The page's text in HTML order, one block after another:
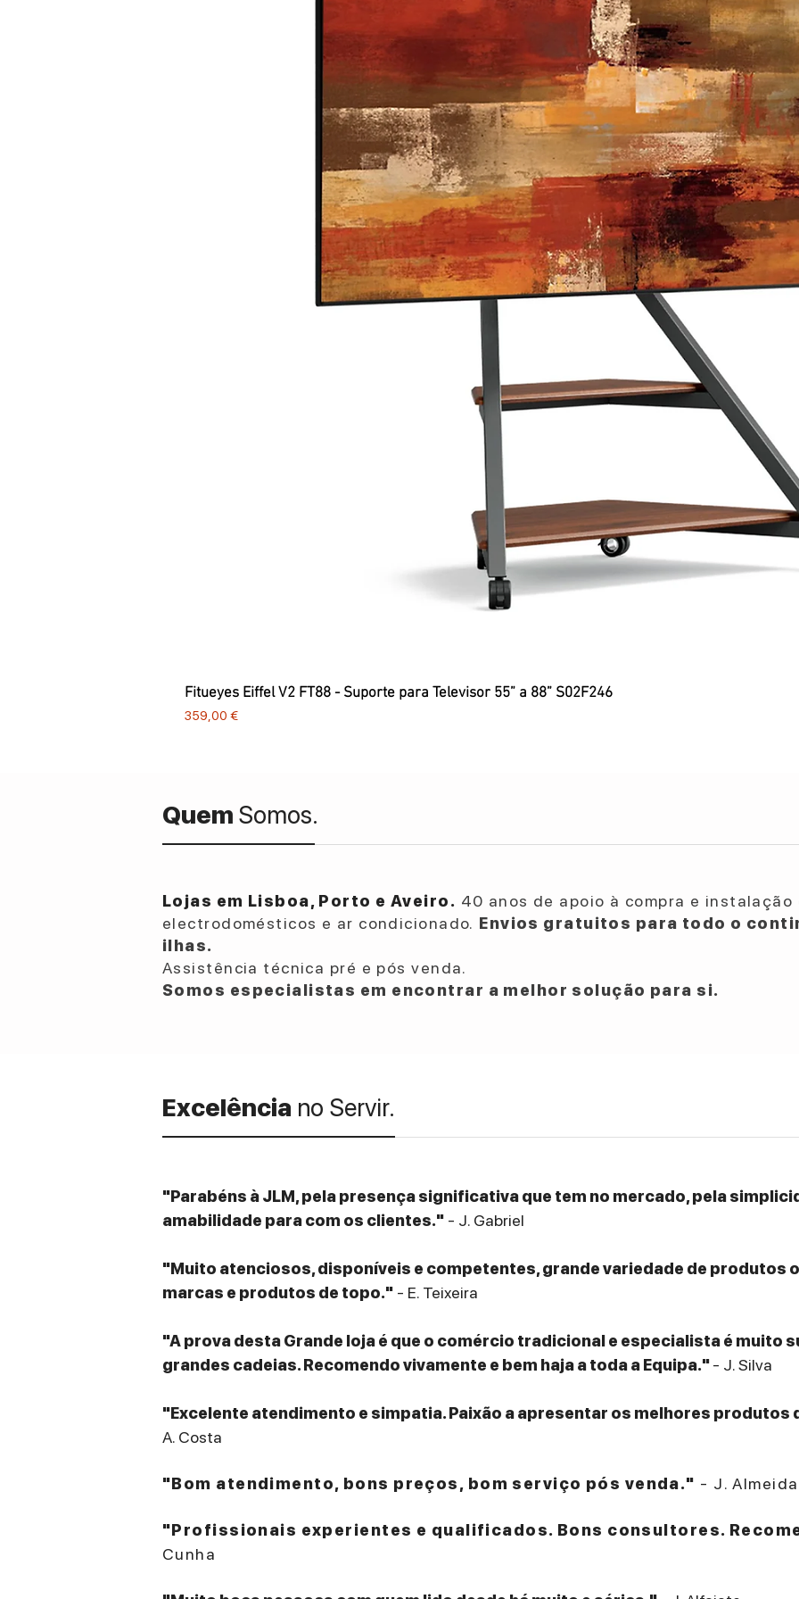
Fitueyes Eiffel V2 FT88 - Suporte para Televisor 55” a 88” S02F246
Preço
359,00 €
Quem Somos.
Lojas em Lisboa, Porto e Aveiro. 40 anos de apoio à compra e instalação
electrodomésticos e ar condicionado. Envios gratuitos para todo o
ilhas.
Assistência técnica pré e pós venda.
Somos especialistas em encontrar a melhor solução para si.
Excelência no Servir.
"Parabéns à JLM, pela presença significativa que tem no mercado, pela
amabilidade para com os clientes." - J. Gabriel
"Muito atenciosos, disponíveis e competentes, grande variedade de produtos
marcas e produtos de topo." - E. Teixeira
"A prova desta Grande loja é que o comércio tradicional e especialista é muito
grandes cadeias. Recomendo vivamente e bem haja a toda a Equipa."- J. Silva
"Excelente atendimento e simpatia. Paixão a apresentar os melhores produtos
A. Costa
"Bom atendimento, bons preços, bom serviço pós venda." - J. Almeida
"Profissionais experientes e qualificados. Bons consultores.
Cunha